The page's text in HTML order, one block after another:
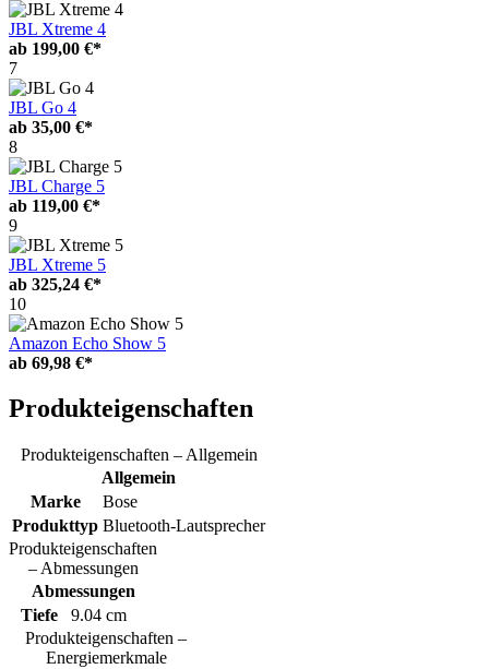
JBL Xtreme 4
ab 199,00 €*
7
JBL Go 4
ab 35,00 €*
8
JBL Charge 5
ab 119,00 €*
9
JBL Xtreme 5
ab 325,24 €*
10
Amazon Echo Show 5
ab 69,98 €*
Produkteigenschaften
Produkteigenschaften – Allgemein
Allgemein
Marke
Bose
Produkttyp Bluetooth-Lautsprecher
Produkteigenschaften
– Abmessungen
Abmessungen
Tiefe
9.04 cm
Produkteigenschaften –
Energiemerkmale